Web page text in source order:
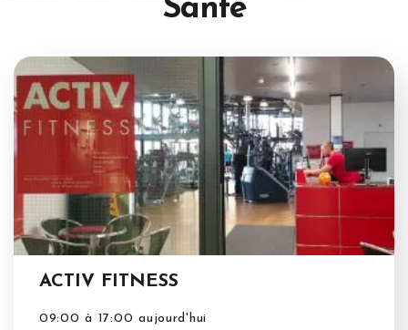
Santé
ACTIV FITNESS
09:00 à 17:00 aujourd'hui